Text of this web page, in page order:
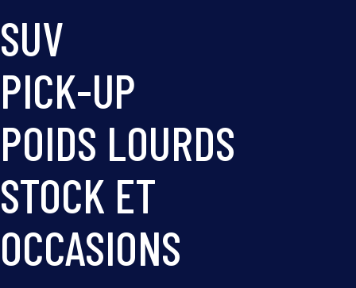
SUV
PICK-UP
POIDS LOURDS
STOCK ET
OCCASIONS